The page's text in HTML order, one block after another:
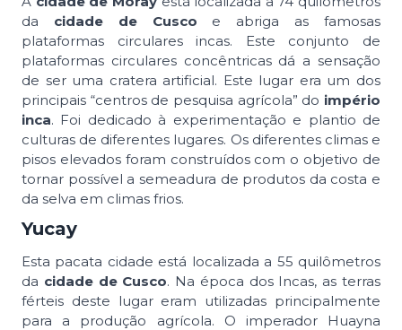
da cidade de Cusco e abriga as famosas
plataformas circulares incas. Este conjunto de
plataformas circulares concêntricas dá a sensação
de ser uma cratera artificial. Este lugar era um dos
principais “centros de pesquisa agrícola” do império
inca. Foi dedicado à experimentação e plantio de
culturas de diferentes lugares. Os diferentes climas e
pisos elevados foram construídos com o objetivo de
tornar possível a semeadura de produtos da costa e
da selva em climas frios.
Yucay
Esta pacata cidade está localizada a 55 quilômetros
da cidade de Cusco. Na época dos Incas, as terras
férteis deste lugar eram utilizadas principalmente
para a produção agrícola. O imperador Huayna